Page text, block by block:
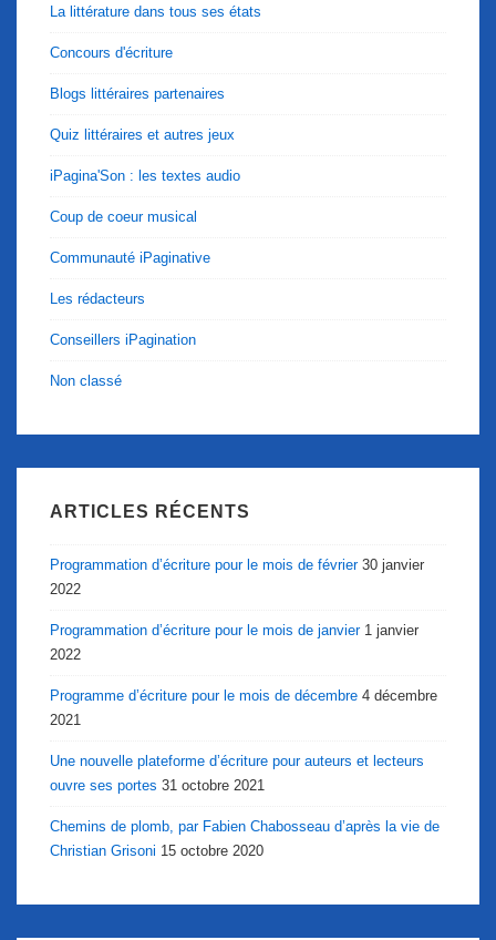
La littérature dans tous ses états
Concours d'écriture
Blogs littéraires partenaires
Quiz littéraires et autres jeux
iPagina'Son : les textes audio
Coup de coeur musical
Communauté iPaginative
Les rédacteurs
Conseillers iPagination
Non classé
ARTICLES RÉCENTS
Programmation d’écriture pour le mois de février 30 janvier
2022
Programmation d’écriture pour le mois de janvier 1 janvier
2022
Programme d’écriture pour le mois de décembre 4 décembre
2021
Une nouvelle plateforme d’écriture pour auteurs et lecteurs
ouvre ses portes 31 octobre 2021
Chemins de plomb, par Fabien Chabosseau d’après la vie de
Christian Grisoni 15 octobre 2020